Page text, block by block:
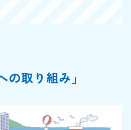
の取り組み」